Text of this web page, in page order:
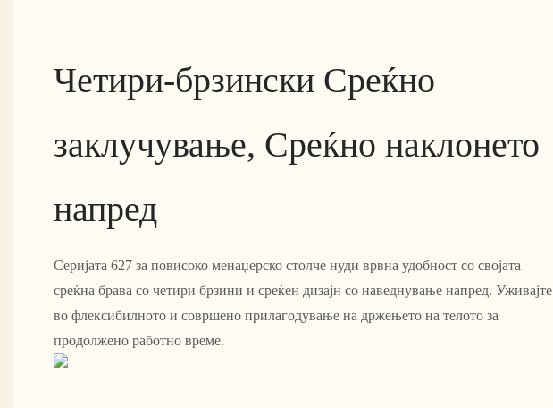
Четири-брзински Среќно
заклучување, Среќно наклонето
напред
Серијата 627 за повисоко менаџерско столче нуди врвна удобност со својата
среќна брава со четири брзини и среќен дизајн со наведнување напред. Уживајте
во флексибилното и совршено прилагодување на држењето на телото за
продолжено работно време.